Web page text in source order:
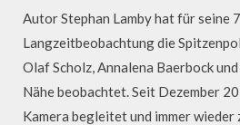
Autor Stephan Lamby hat für seine
Langzeitbeobachtung die
Olaf Scholz, Annalena Baerbock
Nähe beobachtet. Seit Dezember
Kamera begleitet und immer